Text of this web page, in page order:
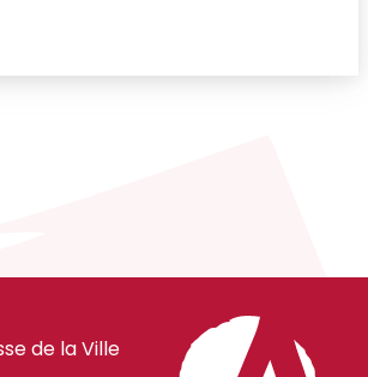
de la Ville